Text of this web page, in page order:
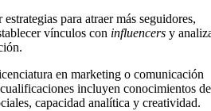
para atraer más seguidores,
vínculos con influencers y
en marketing o comunicación
incluyen conocimientos de
capacidad analítica y creatividad.